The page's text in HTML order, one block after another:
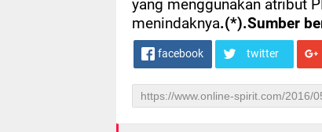
yang menggunakan atribut
menindaknya.(*).Sumber
facebook twitter